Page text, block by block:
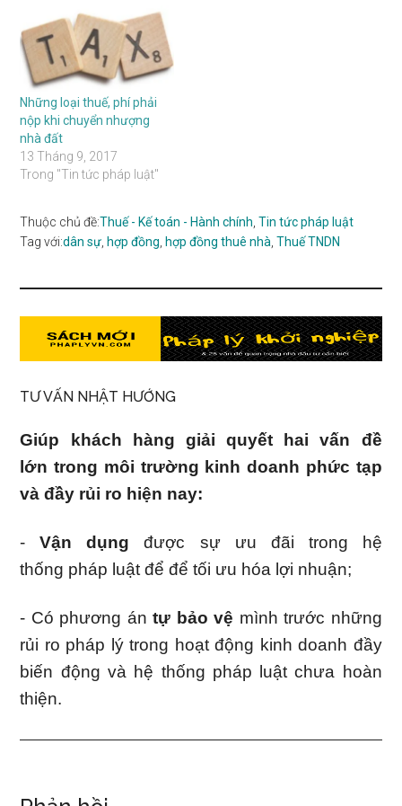
Những loại thuế, phí phải
nộp khi chuyển nhượng
nhà đất
13 Tháng 9, 2017
Trong "Tin tức pháp luật"
Thuộc chủ đề:Thuế - Kế toán - Hành chính ,Tin tức pháp luật
Tag với:dân sự hợp đồng hợp đồng thuê nhà ,Thuế TNDN
TƯ VẤN NHẬT HƯỚNG
Giúp khách hàng giải quyết hai vấn đề
lớn trong môi trường kinh doanh phức tạp
và đầy rủi ro hiện nay:
-Vận dụng được sự ưu đãi trong hệ
thống pháp luật để để tối ưu hóa lợi nhuận;
- Có phương ántự bảo vệ mình trước những
rủi ro pháp lý trong hoạt động kinh doanh đầy
biến động và hệ thống pháp luật chưa hoàn
thiện.